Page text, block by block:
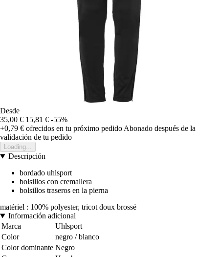
Desde
35,00 € 15,81 € -55%
+0,79 € ofrecidos en tu próximo pedido Abonado después de la
validación de tu pedido
Loading...
Descripción
bordado uhlsport
bolsillos con cremallera
bolsillos traseros en la pierna
matériel : 100% polyester, tricot doux brossé
Información adicional
Marca
Uhlsport
Color
negro / blanco
Color dominante Negro